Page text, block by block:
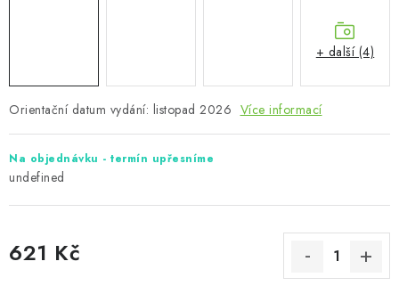
Orientační datum vydání: listopad 2026 Více informací
Na objednávku - termín upřesníme
undefined
621 Kč
+ další (4)